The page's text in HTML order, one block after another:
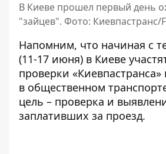
В Киеве прошел первый день
"зайцев". Фото: Киевпастранс/
Напомним, что начиная с
(11-17 июня) в Киеве
проверки
в общественном
цель – проверка и
заплативших за проезд.